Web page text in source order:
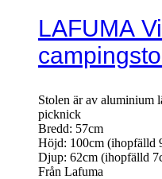
LAFUMA
Stolen är av aluminium
picknick
Bredd: 57cm
Höjd: 100cm (ihopfälld
Djup: 62cm (ihopfälld
Från Lafuma